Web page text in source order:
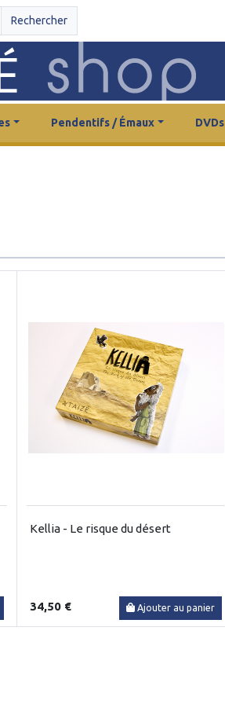
Rechercher
Pendentifs / Émaux DVDs
Kellia - Le risque du désert
34,50 € Ajouter au panier